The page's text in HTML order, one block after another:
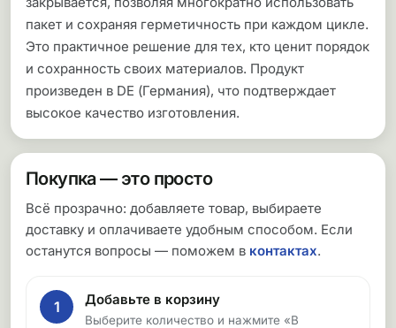
пакет и сохраняя герметичность при каждом цикле.
Это практичное решение для тех, кто ценит порядок
и сохранность своих материалов. Продукт
произведен в DE (Германия), что подтверждает
высокое качество изготовления.
Покупка — это просто
Всё прозрачно: добавляете товар, выбираете
доставку и оплачиваете удобным способом. Если
останутся вопросы — поможем в контактах.
1 Добавьте в корзину
Выберите количество и нажмите «В